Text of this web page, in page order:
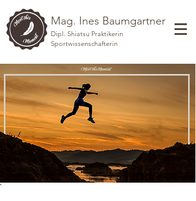
Mag. Ines Baumgartner
Dipl. Shiatsu Praktikerin
Sportwissenschafterin